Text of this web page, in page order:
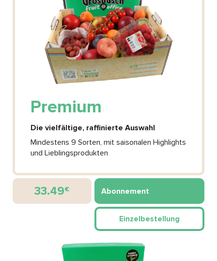
Premium
Die vielfältige, raffinierte Auswahl
Mindestens 9 Sorten, mit saisonalen Highlights
und Lieblingsprodukten
33.49€ Abonnement
Einzelbestellung